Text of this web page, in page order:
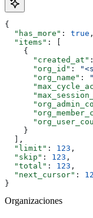
{
  "has_more"
: true ,
  "items"
: [
    {
      "created_at"
      "org_id"
:
      "org_name"
:
    }
  ],
  "limit"
: 123 ,
  "skip"
: 123 ,
  "total"
: 123 ,
  "next_cursor"
:
}
Organizaciones